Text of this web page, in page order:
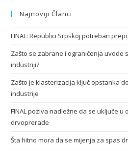
Najnoviji Članci
FINAL: Republici Srpskoj potreban
Zašto se zabrane i ograničenja uvode
industriji?
Zašto je klasterizacija ključ opstanka
industrije
FINAL poziva nadležne da se uključe u
drvoprerade
Šta hitno mora da se mijenja za spas